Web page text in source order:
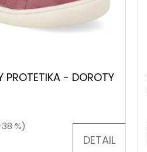
PROTETIKA - DOROTY
%)
DETAIL